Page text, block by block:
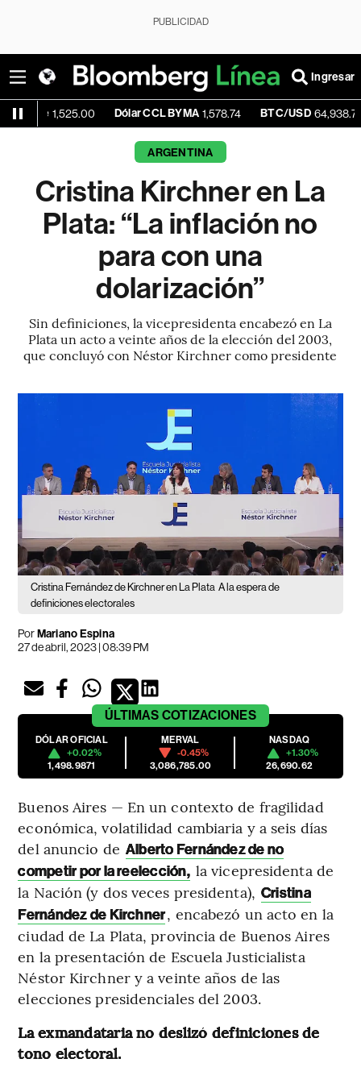
PUBLICIDAD
Ingresar
Dólar CCL BYMA 1,578.74 BTC/USD 64,938.77
ARGENTINA
Cristina Kirchner en La
Plata: “La inflación no
para con una
dolarización”
Sin definiciones, la vicepresidenta encabezó en La
Plata un acto a veinte años de la elección del 2003,
que concluyó con Néstor Kirchner como presidente
Cristina Fernández de Kirchner en La Plata A la espera de
definiciones electorales
PorMariano Espina
27 de abril, 2023 | 08:39 PM
ÚLTIMAS COTIZACIONES
DÓLAR OFICIAL
+0.02%
1,498.9871
MERVAL
-0.45%
3,086,785.00
NASDAQ
+1.30%
26,690.62
Buenos Aires — En un contexto de fragilidad
económica, volatilidad cambiaria y a seis días
del anuncio de Alberto Fernández de no
competir por la reelección, la vicepresidenta de
la Nación (y dos veces presidenta), Cristina
Fernández de Kirchner, encabezó un acto en la
ciudad de La Plata, provincia de Buenos Aires
en la presentación de Escuela Justicialista
Néstor Kirchner y a veinte años de las
elecciones presidenciales del 2003.
La exmandataria no deslizó definiciones de
tono electoral.